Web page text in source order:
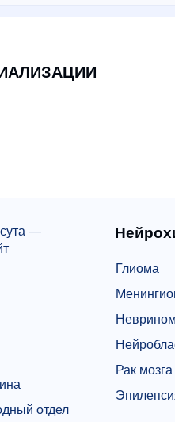
отдел
Глиома
Рак мозга